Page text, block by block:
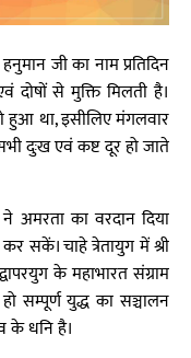
जी का नाम प्रतिदिन
से मुक्ति मिलती है।
हुआ था, इसीलिए मंगलवार
दुःख एवं कष्ट दूर हो जाते
अमरता का वरदान दिया
सकें। चाहे त्रेतायुग में श्री
के महाभारत संग्राम
सम्पूर्ण युद्ध का सञ्चालन
के धनि है।